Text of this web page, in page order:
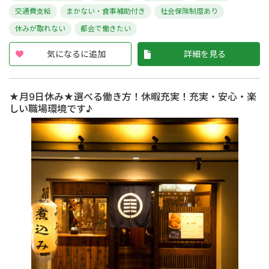
交通費支給
まかない・食事補助付き
社会保険制度あり
休みが取れない
都会で働きたい
気になるに追加 詳細を見る
★月9日休み★選べる働き方！休暇充実！充実・安心・楽
しい職場環境です♪